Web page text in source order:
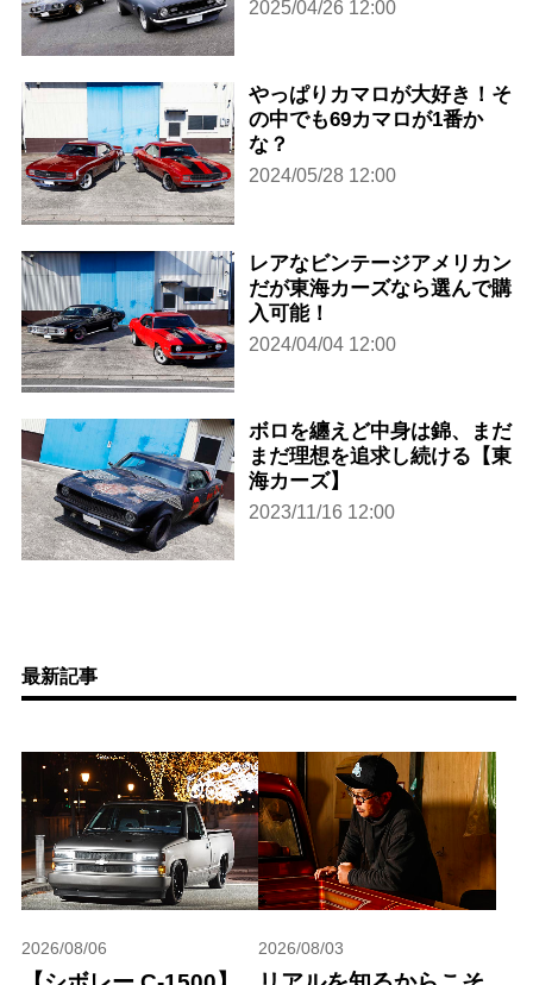
2025/04/26 12:00
やっぱりカマロが大好き！そ
の中でも69カマロが1番か
な？
2024/05/28 12:00
レアなビンテージアメリカン
だが東海カーズなら選んで購
入可能！
2024/04/04 12:00
ボロを纏えど中身は錦、まだ
まだ理想を追求し続ける【東
海カーズ】
2023/11/16 12:00
最新記事
2026/08/06 2026/08/03